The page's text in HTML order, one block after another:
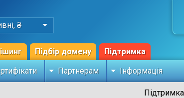
₴
Підбір домену Підтримка
Партнерам Інформація